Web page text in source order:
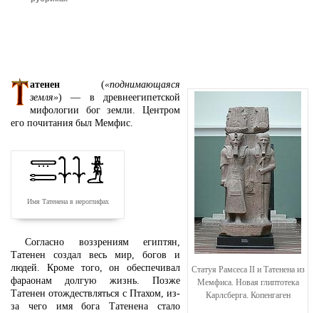
Статуя Рамсеса II и Татенена из
Мемфиса. Новая глиптотека
Карлсберга. Копенгаген
атенен («поднимающаяся
земля») — в древнеегипетской
мифологии бог земли. Центром
его почитания был Мемфис.
Имя Татенена в иероглифах
Согласно воззрениям египтян,
Татенен создал весь мир, богов и
людей. Кроме того, он обеспечивал
фараонам долгую жизнь. Позже
Татенен отождествляться с Птахом, из-
за чего имя бога Татенена стало